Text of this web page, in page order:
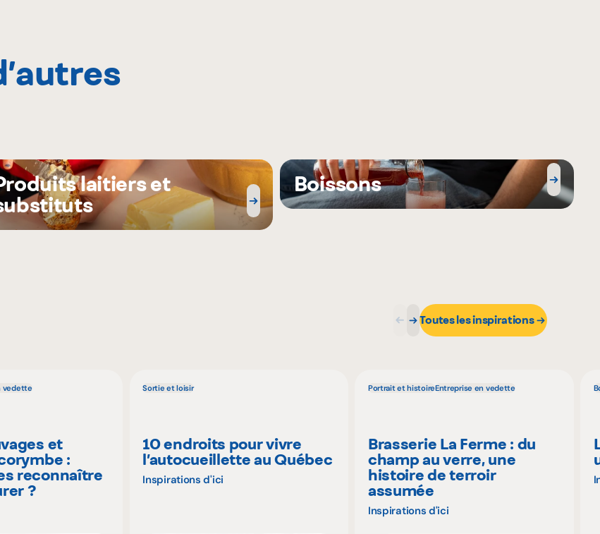
laitiers et
Boissons
Toutes les inspirations
vedette
et
:
reconnaître
?
Sortie et loisir
10 endroits pour vivre
l’autocueillette au Québec
Inspirations d'ici
Portrait et histoireEntreprise en vedette
Brasserie La Ferme : du
champ au verre, une
histoire de terroir
assumée
Inspirations d'ici